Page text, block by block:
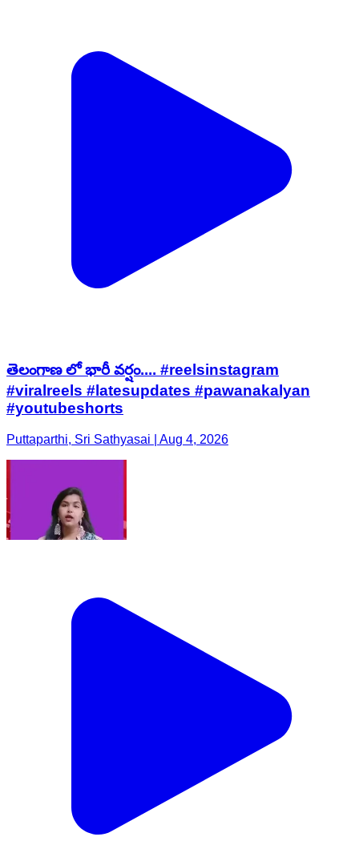
తెలంగాణ లో భారీ వర్షం.... #reelsinstagram
#viralreels #latesupdates #pawanakalyan
#youtubeshorts
Puttaparthi, Sri Sathyasai | Aug 4, 2026